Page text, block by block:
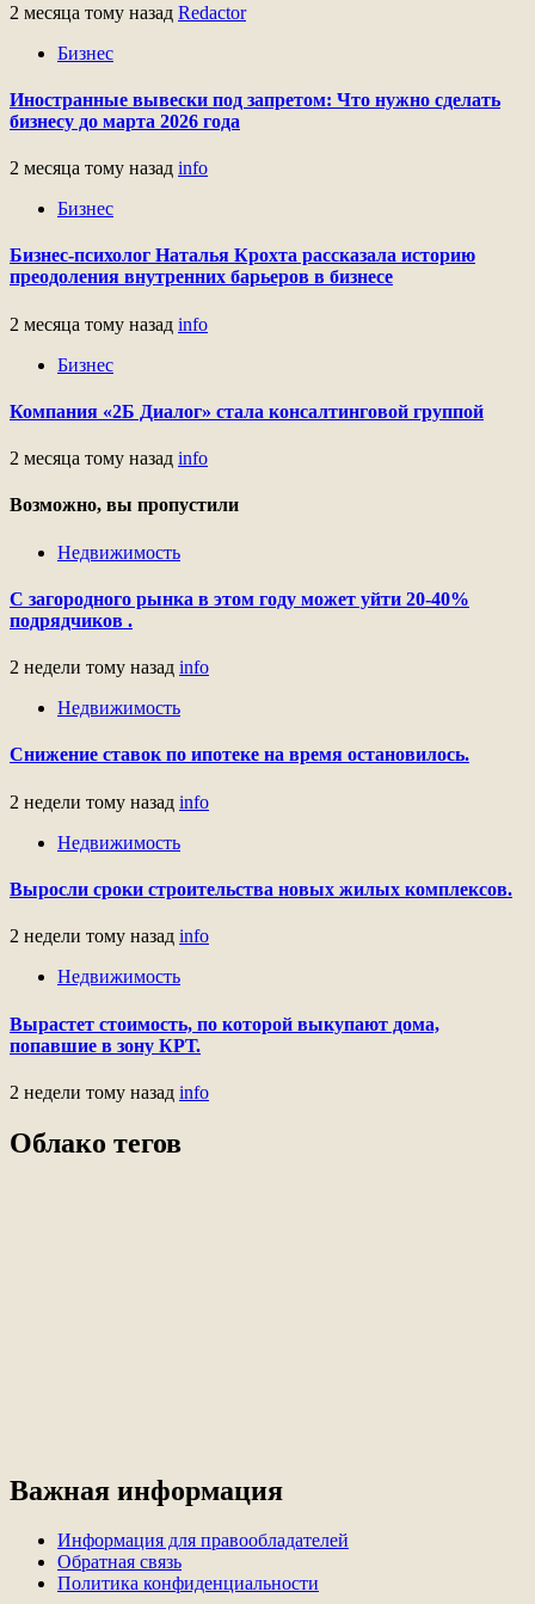
2 месяца тому назад Redactor
Бизнес
Иностранные вывески под запретом: Что нужно сделать
бизнесу до марта 2026 года
2 месяца тому назад info
Бизнес
Бизнес-психолог Наталья Крохта рассказала историю
преодоления внутренних барьеров в бизнесе
2 месяца тому назад info
Бизнес
Компания «2Б Диалог» стала консалтинговой группой
2 месяца тому назад info
Возможно, вы пропустили
Недвижимость
С загородного рынка в этом году может уйти 20-40%
подрядчиков .
2 недели тому назад info
Недвижимость
Снижение ставок по ипотеке на время остановилось.
2 недели тому назад info
Недвижимость
Выросли сроки строительства новых жилых комплексов.
2 недели тому назад info
Недвижимость
Вырастет стоимость, по которой выкупают дома,
попавшие в зону КРТ.
2 недели тому назад info
Облако тегов
Важная информация
Информация для правообладателей
Обратная связь
Политика конфиденциальности